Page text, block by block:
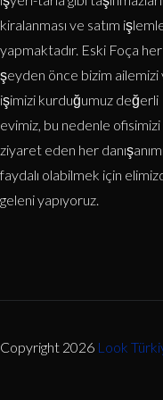
kiralanması ve satım
yapmaktadır. Eski Foça her
şeyden önce bizim ailemizi
işimizi kurduğumuz değerli
evimiz, bu nedenle ofisimizi
ziyaret eden her
faydalı olabilmek için
geleni yapıyoruz.
Copyright 2026 Look